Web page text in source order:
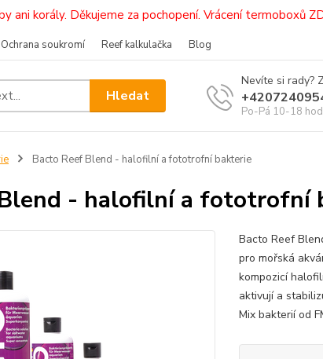
ani korály. Děkujeme za pochopení. Vrácení termoboxů
Ochrana soukromí Reef kalkulačka Blog
Hledat
Nevíte si rady?
Po-Pá 10-18
Bacto Reef Blend - halofilní a fototrofní bakterie
- halofilní a fototrofní
Bacto Reef
pro mořská
kompozicí
aktivují a
Mix bakterií od